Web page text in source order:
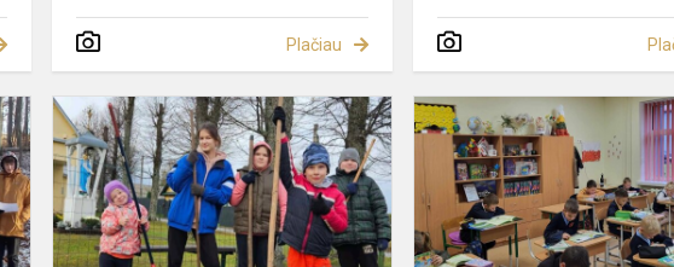
Plačiau
Integruota
lietuvių-
lenkų
k.
pamoka
,,Adomo
Kolejne
dobre
uczynki
naszych
uczniów